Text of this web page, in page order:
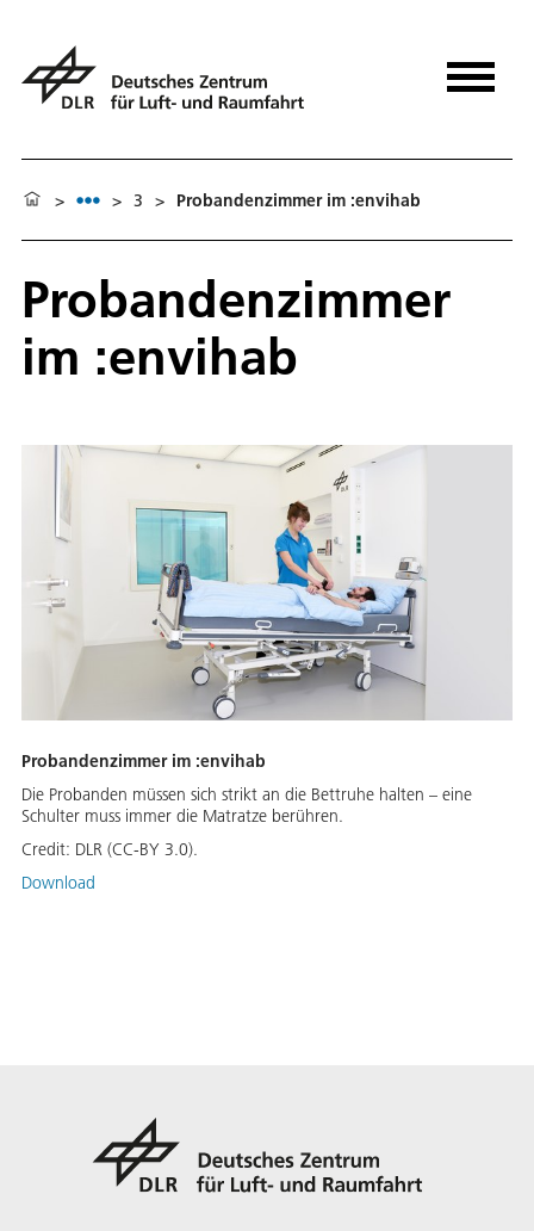
> > 3 > Probandenzimmer im :envihab
Probandenzimmer
im :envihab
Probandenzimmer im :envihab
Die Probanden müssen sich strikt an die Bettruhe halten – eine
Schulter muss immer die Matratze berühren.
Credit: DLR (CC-BY 3.0).
Download